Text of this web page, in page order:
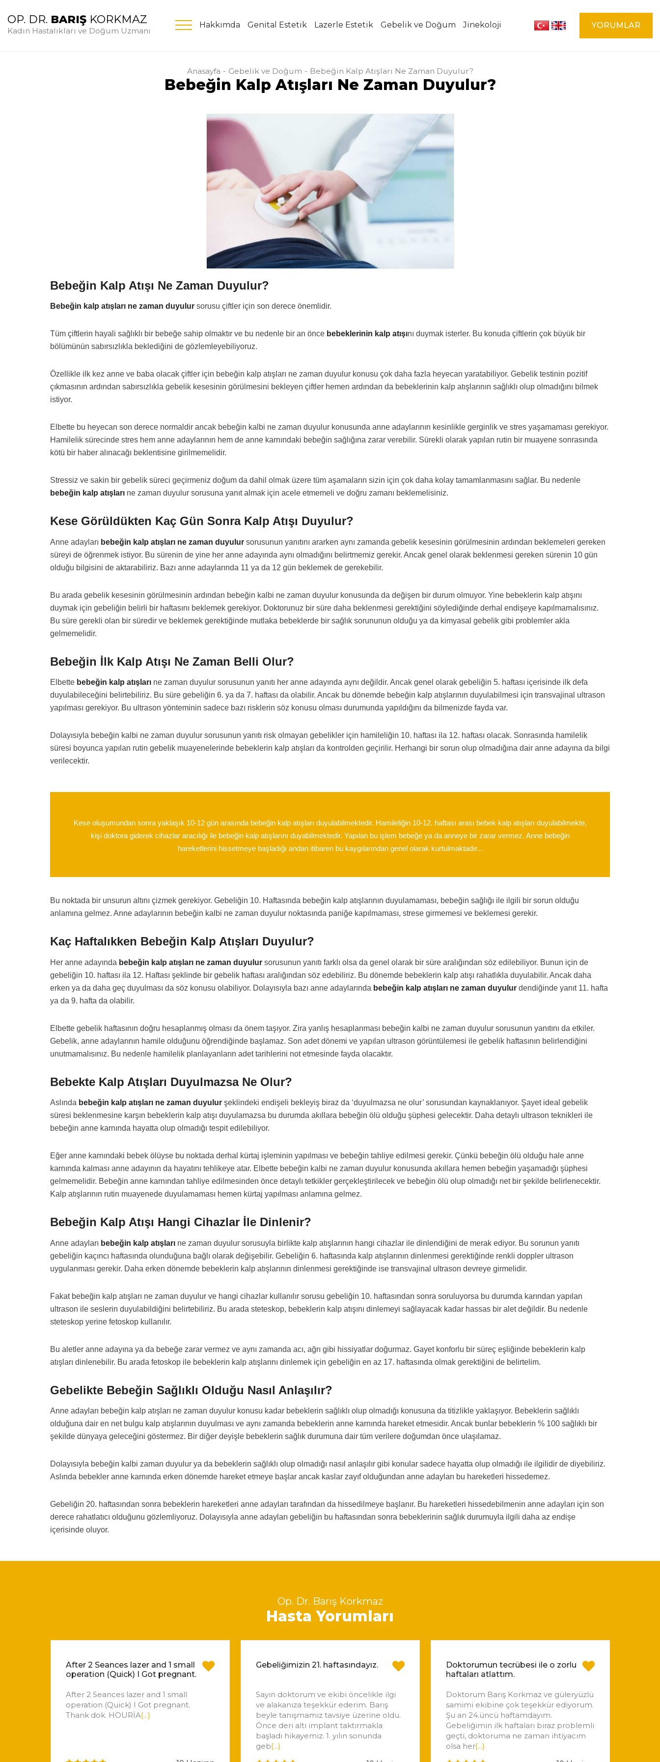
OP. DR. BARIŞ KORKMAZ
Kadın Hastalıkları ve Doğum Uzmanı
YORUMLAR
Hakkımda Genital Estetik Lazerle Estetik Gebelik ve Doğum Jinekoloji
Anasayfa Gebelik ve Doğum Bebeğin Kalp Atışları Ne Zaman Duyulur?
Bebeğin Kalp Atışları Ne Zaman Duyulur?
Bebeğin Kalp Atışı Ne Zaman Duyulur?
Bebeğin kalp atışları ne zaman duyulur sorusu çiftler için son derece önemlidir.
Tüm çiftlerin hayali sağlıklı bir bebeğe sahip olmaktır ve bu nedenle bir an önce bebeklerinin kalp atışını duymak isterler. Bu konuda çiftlerin çok büyük bir
bölümünün sabırsızlıkla beklediğini de gözlemleyebiliyoruz.
Özellikle ilk kez anne ve baba olacak çiftler için bebeğin kalp atışları ne zaman duyulur konusu çok daha fazla heyecan yaratabiliyor. Gebelik testinin pozitif
çıkmasının ardından sabırsızlıkla gebelik kesesinin görülmesini bekleyen çiftler hemen ardından da bebeklerinin kalp atışlarının sağlıklı olup olmadığını bilmek
istiyor.
Elbette bu heyecan son derece normaldir ancak bebeğin kalbi ne zaman duyulur konusunda anne adaylarının kesinlikle gerginlik ve stres yaşamaması gerekiyor.
Hamilelik sürecinde stres hem anne adaylarının hem de anne karnındaki bebeğin sağlığına zarar verebilir. Sürekli olarak yapılan rutin bir muayene sonrasında
kötü bir haber alınacağı beklentisine girilmemelidir.
Stressiz ve sakin bir gebelik süreci geçirmeniz doğum da dahil olmak üzere tüm aşamaların sizin için çok daha kolay tamamlanmasını sağlar. Bu nedenle
bebeğin kalp atışları ne zaman duyulur sorusuna yanıt almak için acele etmemeli ve doğru zamanı beklemelisiniz.
Kese Görüldükten Kaç Gün Sonra Kalp Atışı Duyulur?
Anne adayları bebeğin kalp atışları ne zaman duyulur sorusunun yanıtını ararken aynı zamanda gebelik kesesinin görülmesinin ardından beklemeleri gereken
süreyi de öğrenmek istiyor. Bu sürenin de yine her anne adayında aynı olmadığını belirtmemiz gerekir. Ancak genel olarak beklenmesi gereken sürenin 10 gün
olduğu bilgisini de aktarabiliriz. Bazı anne adaylarında 11 ya da 12 gün beklemek de gerekebilir.
Bu arada gebelik kesesinin görülmesinin ardından bebeğin kalbi ne zaman duyulur konusunda da değişen bir durum olmuyor. Yine bebeklerin kalp atışını
duymak için gebeliğin belirli bir haftasını beklemek gerekiyor. Doktorunuz bir süre daha beklenmesi gerektiğini söylediğinde derhal endişeye kapılmamalısınız.
Bu süre gerekli olan bir süredir ve beklemek gerektiğinde mutlaka bebeklerde bir sağlık sorununun olduğu ya da kimyasal gebelik gibi problemler akla
gelmemelidir.
Bebeğin İlk Kalp Atışı Ne Zaman Belli Olur?
Elbette bebeğin kalp atışları ne zaman duyulur sorusunun yanıtı her anne adayında aynı değildir. Ancak genel olarak gebeliğin 5. haftası içerisinde ilk defa
duyulabileceğini belirtebiliriz. Bu süre gebeliğin 6. ya da 7. haftası da olabilir. Ancak bu dönemde bebeğin kalp atışlarının duyulabilmesi için transvajinal ultrason
yapılması gerekiyor. Bu ultrason yönteminin sadece bazı risklerin söz konusu olması durumunda yapıldığını da bilmenizde fayda var.
Dolayısıyla bebeğin kalbi ne zaman duyulur sorusunun yanıtı risk olmayan gebelikler için hamileliğin 10. haftası ila 12. haftası olacak. Sonrasında hamilelik
süresi boyunca yapılan rutin gebelik muayenelerinde bebeklerin kalp atışları da kontrolden geçirilir. Herhangi bir sorun olup olmadığına dair anne adayına da bilgi
verilecektir.
Kese oluşumundan sonra yaklaşık 10-12 gün arasında bebeğin kalp atışları duyulabilmektedir. Hamileliğin 10-12. haftası arası bebek kalp atışları duyulabilmekte,
kişi doktora giderek cihazlar aracılığı ile bebeğin kalp atışlarını duyabilmektedir. Yapılan bu işlem bebeğe ya da anneye bir zarar vermez. Anne bebeğin
hareketlerini hissetmeye başladığı andan itibaren bu kaygılarından genel olarak kurtulmaktadır...
Bu noktada bir unsurun altını çizmek gerekiyor. Gebeliğin 10. Haftasında bebeğin kalp atışlarının duyulamaması, bebeğin sağlığı ile ilgili bir sorun olduğu
anlamına gelmez. Anne adaylarının bebeğin kalbi ne zaman duyulur noktasında paniğe kapılmaması, strese girmemesi ve beklemesi gerekir.
Kaç Haftalıkken Bebeğin Kalp Atışları Duyulur?
Her anne adayında bebeğin kalp atışları ne zaman duyulur sorusunun yanıtı farklı olsa da genel olarak bir süre aralığından söz edilebiliyor. Bunun için de
gebeliğin 10. haftası ila 12. Haftası şeklinde bir gebelik haftası aralığından söz edebiliriz. Bu dönemde bebeklerin kalp atışı rahatlıkla duyulabilir. Ancak daha
erken ya da daha geç duyulması da söz konusu olabiliyor. Dolayısıyla bazı anne adaylarında bebeğin kalp atışları ne zaman duyulur dendiğinde yanıt 11. hafta
ya da 9. hafta da olabilir.
Elbette gebelik haftasının doğru hesaplanmış olması da önem taşıyor. Zira yanlış hesaplanması bebeğin kalbi ne zaman duyulur sorusunun yanıtını da etkiler.
Gebelik, anne adaylarının hamile olduğunu öğrendiğinde başlamaz. Son adet dönemi ve yapılan ultrason görüntülemesi ile gebelik haftasının belirlendiğini
unutmamalısınız. Bu nedenle hamilelik planlayanların adet tarihlerini not etmesinde fayda olacaktır.
Bebekte Kalp Atışları Duyulmazsa Ne Olur?
Aslında bebeğin kalp atışları ne zaman duyulur şeklindeki endişeli bekleyiş biraz da ‘duyulmazsa ne olur’ sorusundan kaynaklanıyor. Şayet ideal gebelik
süresi beklenmesine karşın bebeklerin kalp atışı duyulamazsa bu durumda akıllara bebeğin ölü olduğu şüphesi gelecektir. Daha detaylı ultrason teknikleri ile
bebeğin anne karnında hayatta olup olmadığı tespit edilebiliyor.
Eğer anne karnındaki bebek ölüyse bu noktada derhal kürtaj işleminin yapılması ve bebeğin tahliye edilmesi gerekir. Çünkü bebeğin ölü olduğu hale anne
karnında kalması anne adayının da hayatını tehlikeye atar. Elbette bebeğin kalbi ne zaman duyulur konusunda akıllara hemen bebeğin yaşamadığı şüphesi
gelmemelidir. Bebeğin anne karnından tahliye edilmesinden önce detaylı tetkikler gerçekleştirilecek ve bebeğin ölü olup olmadığı net bir şekilde belirlenecektir.
Kalp atışlarının rutin muayenede duyulamaması hemen kürtaj yapılması anlamına gelmez.
Bebeğin Kalp Atışı Hangi Cihazlar İle Dinlenir?
Anne adayları bebeğin kalp atışları ne zaman duyulur sorusuyla birlikte kalp atışlarının hangi cihazlar ile dinlendiğini de merak ediyor. Bu sorunun yanıtı
gebeliğin kaçıncı haftasında olunduğuna bağlı olarak değişebilir. Gebeliğin 6. haftasında kalp atışlarının dinlenmesi gerektiğinde renkli doppler ultrason
uygulanması gerekir. Daha erken dönemde bebeklerin kalp atışlarının dinlenmesi gerektiğinde ise transvajinal ultrason devreye girmelidir.
Fakat bebeğin kalp atışları ne zaman duyulur ve hangi cihazlar kullanılır sorusu gebeliğin 10. haftasından sonra soruluyorsa bu durumda karından yapılan
ultrason ile seslerin duyulabildiğini belirtebiliriz. Bu arada steteskop, bebeklerin kalp atışını dinlemeyi sağlayacak kadar hassas bir alet değildir. Bu nedenle
steteskop yerine fetoskop kullanılır.
Bu aletler anne adayına ya da bebeğe zarar vermez ve aynı zamanda acı, ağrı gibi hissiyatlar doğurmaz. Gayet konforlu bir süreç eşliğinde bebeklerin kalp
atışları dinlenebilir. Bu arada fetoskop ile bebeklerin kalp atışlarını dinlemek için gebeliğin en az 17. haftasında olmak gerektiğini de belirtelim.
Gebelikte Bebeğin Sağlıklı Olduğu Nasıl Anlaşılır?
Anne adayları bebeğin kalp atışları ne zaman duyulur konusu kadar bebeklerin sağlıklı olup olmadığı konusuna da titizlikle yaklaşıyor. Bebeklerin sağlıklı
olduğuna dair en net bulgu kalp atışlarının duyulması ve aynı zamanda bebeklerin anne karnında hareket etmesidir. Ancak bunlar bebeklerin % 100 sağlıklı bir
şekilde dünyaya geleceğini göstermez. Bir diğer deyişle bebeklerin sağlık durumuna dair tüm verilere doğumdan önce ulaşılamaz.
Dolayısıyla bebeğin kalbi zaman duyulur ya da bebeklerin sağlıklı olup olmadığı nasıl anlaşılır gibi konular sadece hayatta olup olmadığı ile ilgilidir de diyebiliriz.
Aslında bebekler anne karnında erken dönemde hareket etmeye başlar ancak kaslar zayıf olduğundan anne adayları bu hareketleri hissedemez.
Gebeliğin 20. haftasından sonra bebeklerin hareketleri anne adayları tarafından da hissedilmeye başlanır. Bu hareketleri hissedebilmenin anne adayları için son
derece rahatlatıcı olduğunu gözlemliyoruz. Dolayısıyla anne adayları gebeliğin bu haftasından sonra bebeklerinin sağlık durumuyla ilgili daha az endişe
içerisinde oluyor.
Op. Dr. Barış Korkmaz
Hasta Yorumları
After 2 Seances lazer and 1 small
operation (Quick) I Got pregnant.
After 2 Seances lazer and 1 small
operation (Quick) I Got pregnant.
Thank dok. HOURİA{...}
Gebeliğimizin 21. haftasındayız.
Sayın doktorum ve ekibi öncelikle ilgi
ve alakanıza teşekkür ederim. Barış
beyle tanışmamız tavsiye üzerine oldu.
Önce deri altı implant taktırmakla
başladı hikayemiz. 1. yılın sonunda
geb{...}
Doktorumun tecrübesi ile o zorlu
haftaları atlattım.
Doktorum Barış Korkmaz ve güleryüzlü
samimi ekibine çok teşekkür ediyorum.
Şu an 24.üncü haftamdayım.
Gebeliğimin ilk haftaları biraz problemli
geçti, doktoruma ne zaman ihtiyacım
olsa her{...}